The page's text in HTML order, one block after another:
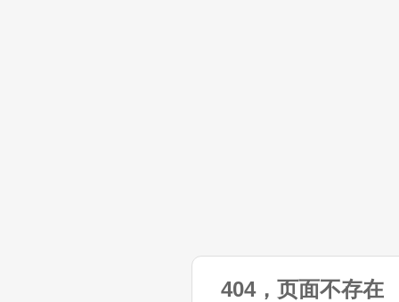
404，页面不存在